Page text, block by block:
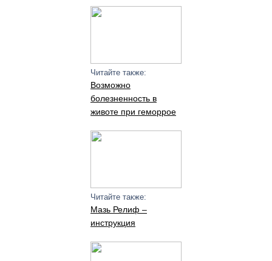
Читайте также:
Возможно
болезненность в
животе при геморрое
Читайте также:
Мазь Релиф –
инструкция